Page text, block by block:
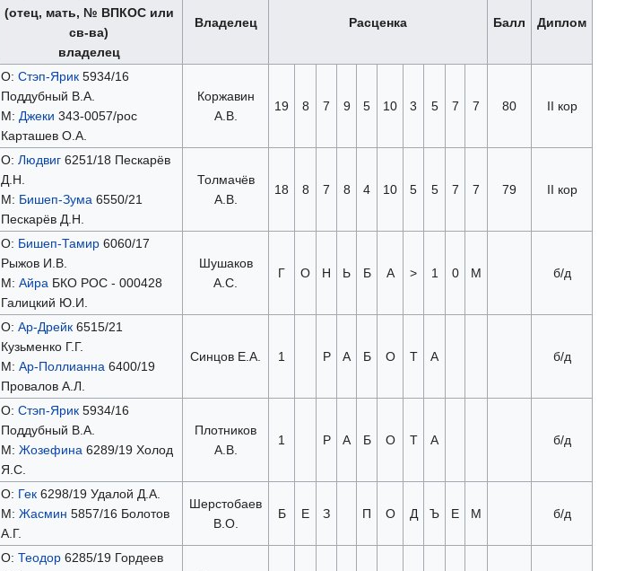
(отец, мать, № ВПКОС или
св-ва)
владелец
Владелец Расценка Балл Диплом
О: Стэп-Ярик5934/16
Поддубный В.А.
М: Джеки 343-0057/рос
Карташев О.А.
Коржавин
А.В.
19 8 7 9 5 10 3 5 7 7 80 II кор
О: Людвиг6251/18 Пескарëв
Д.Н.
М: Бишеп-Зума6550/21
Пескарëв Д.Н.
Толмачëв
А.В.
18 8 7 8 4 10 5 5 7 7 79 II кор
О: Бишеп-Тамир6060/17
Рыжов И.В.
М: АйраБКО РОС - 000428
Галицкий Ю.И.
Шушаков
А.С.
Г О Н Ь Б А > 1 0 М б/д
О: Ар-Дрейк6515/21
Кузьменко Г.Г.
М: Ар-Поллианна6400/19
Провалов А.Л.
Синцов Е.А. 1 Р А Б О Т А б/д
О: Стэп-Ярик5934/16
Поддубный В.А.
М: Жозефина6289/19 Холод
Я.С.
Плотников
А.В.
1 Р А Б О Т А б/д
О: Гек6298/19 Удалой Д.А.
М: Жасмин 5857/16 Болотов
А.Г.
Шерстобаев
В.О.
Б Е З П О Д Ъ Е М б/д
О: Теодор6285/19 Гордеев